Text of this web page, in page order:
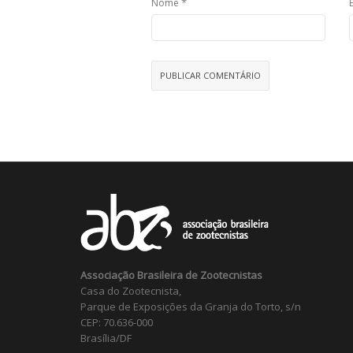
Nome
Associação Brasileira de Zootecnistas
Casa do Zootecnista,
Parque de Exposições da Granja do Torto, s/n
CEP: 70.636-000
Brasília/DF